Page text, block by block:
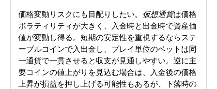
価格変動リスクにも目配りしたい。 仮想通貨は価格
ボラティリティが大きく、入金時と出金時で資産価
値が変動し得る。短期の安定性を重視するならステ
ーブルコインで入出金し、プレイ単位のベットは同
一通貨で一貫させると収支が見通しやすい。逆に主
要コインの値上がりを見込む場合は、入金後の価格
上昇が損益を押し上げる可能性もあるが、下落時の